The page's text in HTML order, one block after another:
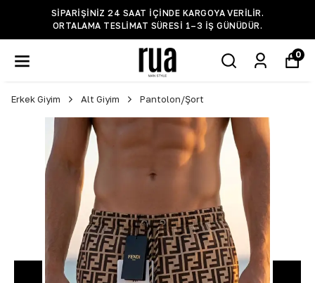
SIPARIŞINIZ 24 SAAT IÇINDE KARGOYA VERILIR.
ORTALAMA TESLIMAT SÜRESI 1–3 IŞ GÜNÜDÜR.
0
Erkek Giyim Alt Giyim Pantolon/Şort